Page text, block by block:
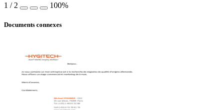
1 / 2 100%
Documents connexes